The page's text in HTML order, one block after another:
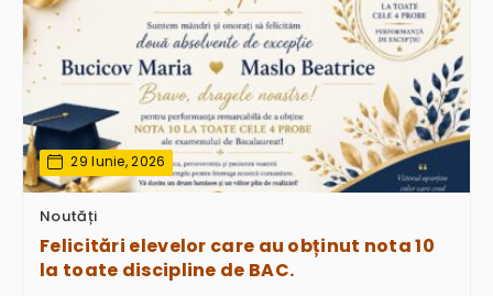
29 Iunie, 2026
Noutăți
Felicitări elevelor care au obținut nota 10
la toate discipline de BAC.